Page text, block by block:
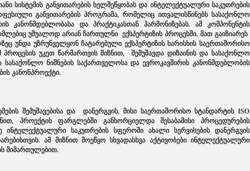
სისტემის განვითარების ხელშეწყობას და ინტელექტუალური საკუთრების
განვითარების პროგრამა, რომელიც ითვალისწინებს სასაქონლო
კანონმდებლობასა და პრაქტიკასთან ჰარმონიზებას. ამ კომპონენტის
უშუალოდ არიან ჩართულნი ექსპერტიზის პროცესში. მათ გაიზიარეს
უნდა უზრუნველყონ ჩატარებული ექსპერტიზის ხარისხის საერთაშორისო
პროცესის უკეთ წარმართვის მიზნით, შემუშავდა დიზაინის და სასაქონლო
სასაქონლო ნიშნების საქართველოსა და ევროკავშირის კანონმდებლობის
კანონპროექტი.
შემუშავებისა და დანერგვის, მისი საერთაშორისო სტანდარტის ISO
პროექტის ფარგლებში განხორციელდა შესაბამისი პროცედურების
საკუთრების სფეროში ახალი სერვისების დანერგვის
ამ მიზნით მოეწყო სხვადასხვა აქტივობები ინტელექტუალური
მიმართულებით.